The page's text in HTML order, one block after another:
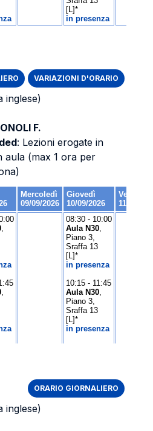
VARIAZIONI D'ORARIO
inglese)
F.
: Lezioni erogate in
aula (max 1 ora per
ORARIO GIORNALIERO
inglese)